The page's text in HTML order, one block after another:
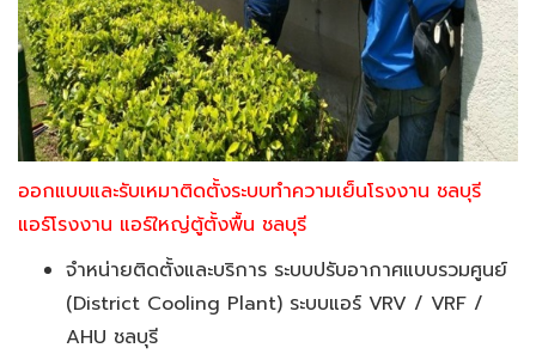
ออกแบบและรับเหมาติดตั้งระบบทำความเย็นโรงงาน ชลบุรี
แอร์โรงงาน แอร์ใหญ่ตู้ตั้งพื้น ชลบุรี
จำหน่ายติดตั้งและบริการ ระบบปรับอากาศแบบรวมศูนย์
(District Cooling Plant) ระบบแอร์ VRV / VRF /
AHU ชลบุรี